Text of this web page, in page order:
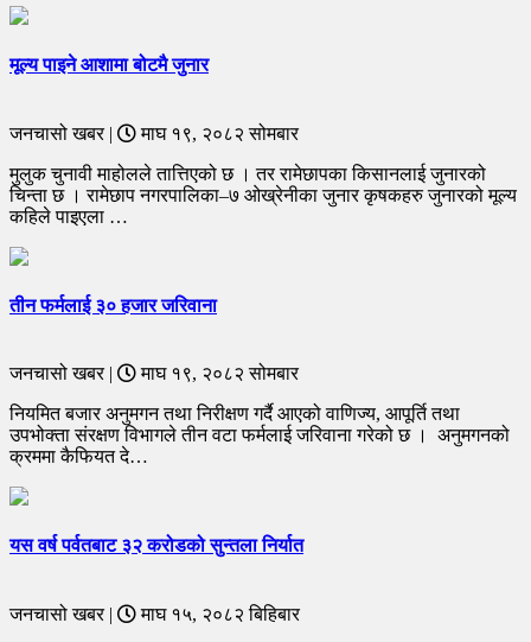
मूल्य पाइने आशामा बोटमै जुनार
जनचासो खबर |
माघ १९, २०८२ सोमबार
मुलुक चुनावी माहोलले तात्तिएको छ । तर रामेछापका किसानलाई जुनारको
चिन्ता छ । रामेछाप नगरपालिका–७ ओख्रेनीका जुनार कृषकहरु जुनारको मूल्य
कहिले पाइएला …
तीन फर्मलाई ३० हजार जरिवाना
जनचासो खबर |
माघ १९, २०८२ सोमबार
नियमित बजार अनुमगन तथा निरीक्षण गर्दै आएको वाणिज्य, आपूर्ति तथा
उपभोक्ता संरक्षण विभागले तीन वटा फर्मलाई जरिवाना गरेको छ । अनुमगनको
क्रममा कैफियत दे…
यस वर्ष पर्वतबाट ३२ करोडको सुन्तला निर्यात
जनचासो खबर |
माघ १५, २०८२ बिहिबार